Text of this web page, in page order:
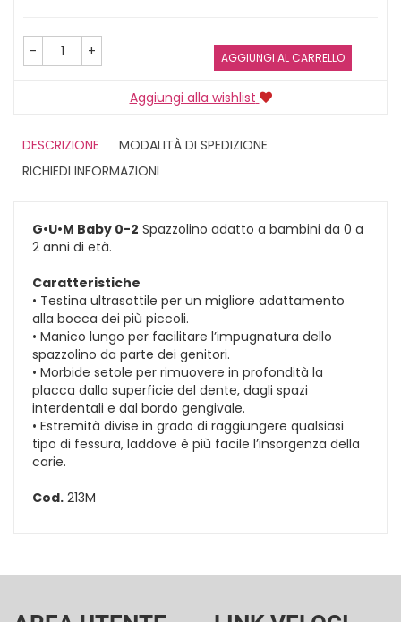
- + AGGIUNGI AL CARRELLO
Aggiungi alla wishlist
DESCRIZIONE
MODALITÀ DI SPEDIZIONE
RICHIEDI INFORMAZIONI
G•U•M Baby 0-2 Spazzolino adatto a bambini da 0 a
2 anni di età.
Caratteristiche
• Testina ultrasottile per un migliore adattamento
alla bocca dei più piccoli.
• Manico lungo per facilitare l’impugnatura dello
spazzolino da parte dei genitori.
• Morbide setole per rimuovere in profondità la
placca dalla superficie del dente, dagli spazi
interdentali e dal bordo gengivale.
• Estremità divise in grado di raggiungere qualsiasi
tipo di fessura, laddove è più facile l’insorgenza della
carie.
Cod. 213M